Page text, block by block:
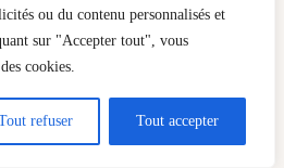
ou du contenu personnalisés et
sur "Accepter tout", vous
cookies.
refuser Tout accepter